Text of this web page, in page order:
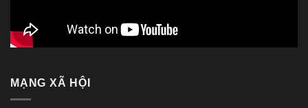
MẠNG XÃ HỘI